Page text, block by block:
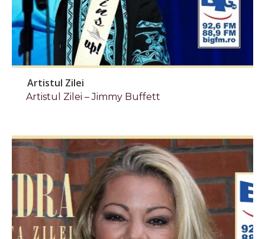
Artistul Zilei
Artistul Zilei – Jimmy Buffett